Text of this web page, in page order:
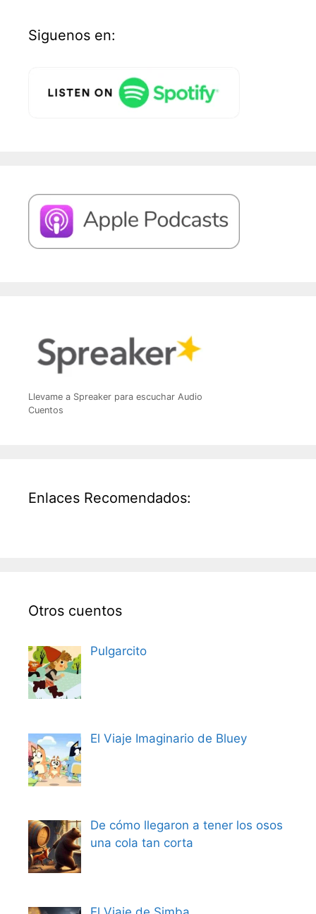
Siguenos en:
Llevame a Spreaker para escuchar Audio
Cuentos
Enlaces Recomendados:
Otros cuentos
Pulgarcito
El Viaje Imaginario de Bluey
De cómo llegaron a tener los osos
una cola tan corta